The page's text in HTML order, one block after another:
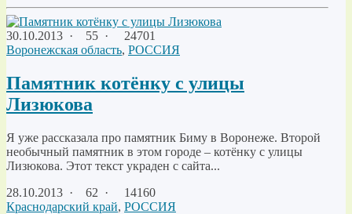
30.10.2013 · 55 ·
24701
Воронежская область, РОССИЯ
Памятник котёнку с улицы
Лизюкова
Я уже рассказала про памятник Биму в Воронеже. Второй
необычный памятник в этом городе – котёнку с улицы
Лизюкова. Этот текст украден с сайта...
28.10.2013 · 62 ·
14160
Краснодарский край, РОССИЯ